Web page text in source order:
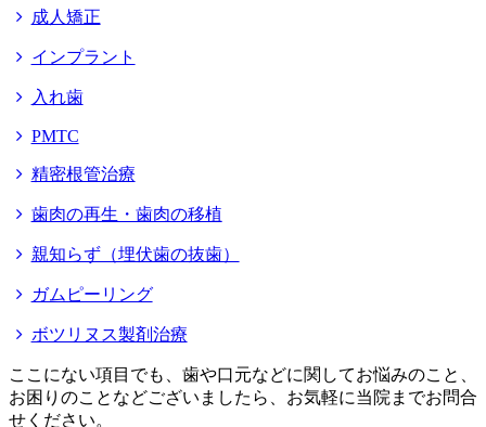
成人矯正
インプラント
入れ歯
PMTC
精密根管治療
歯肉の再生・歯肉の移植
親知らず（埋伏歯の抜歯）
ガムピーリング
ボツリヌス製剤治療
ここにない項目でも、歯や口元などに関してお悩みのこと、
お困りのことなどございましたら、お気軽に当院までお問合
せください。